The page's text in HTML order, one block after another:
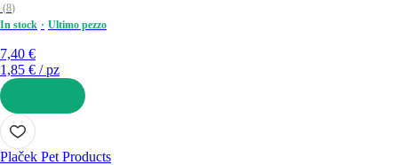
(8)
In stock
Ultimo pezzo
7,40 €
1,85 € / pz
AGGIUNGI
Plaček Pet Products